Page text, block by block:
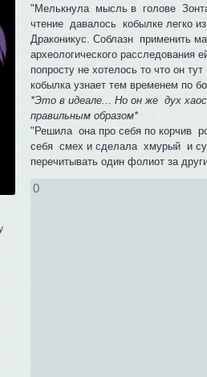
"Мелькнула мысль в голове
чтение давалось кобылке легко
Драконикус. Соблазн применить
археологического расследования
попросту не хотелось то что он
кобылка узнает тем временем по
*Это в идеале... Но он же дух
правильным образом*
"Решила она про себя по корчив
себя смех и сделала хмурый и
перечитывать один фолиот за
0